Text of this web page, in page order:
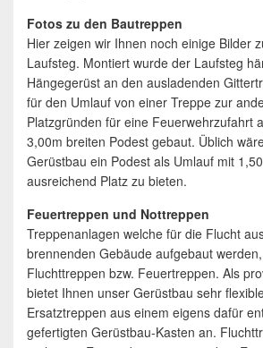
Fotos zu den Bautreppen
Hier zeigen wir Ihnen noch einige Bilder
Laufsteg. Montiert wurde der Laufsteg
Hängegerüst an den ausladenden
für den Umlauf von einer Treppe zur
Platzgründen für eine Feuerwehrzufahrt
3,00m breiten Podest gebaut. Üblich
Gerüstbau ein Podest als Umlauf mit
ausreichend Platz zu bieten.
Feuertreppen und Nottreppen
Treppenanlagen welche für die Flucht
brennenden Gebäude aufgebaut
Fluchttreppen bzw. Feuertreppen. Als
bietet Ihnen unser Gerüstbau sehr
Ersatztreppen aus einem eigens dafür
gefertigten Gerüstbau-Kasten an.